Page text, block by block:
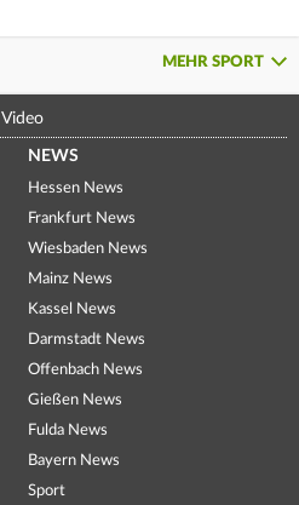
MEHR SPORT
Video
NEWS
Hessen News
Frankfurt News
Wiesbaden News
Mainz News
Kassel News
Darmstadt News
Offenbach News
Gießen News
Fulda News
Bayern News
Sport